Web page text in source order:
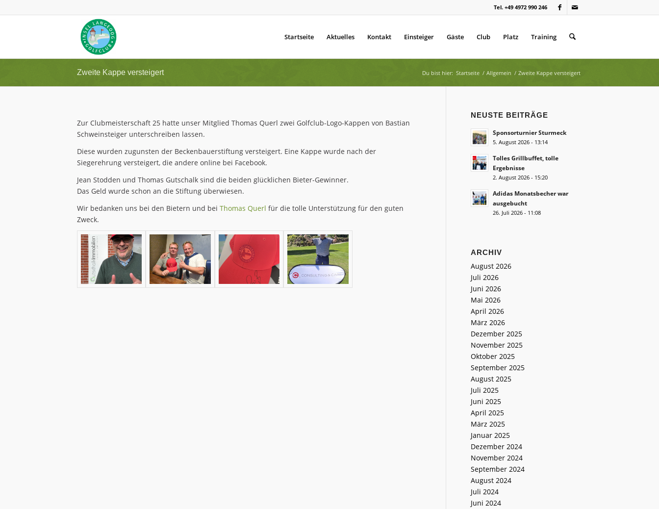
Tel. +49 4972 990 246
Startseite Aktuelles Kontakt Einsteiger Gäste Club Platz Training
Zweite Kappe versteigert Du bist hier: Startseite / Allgemein / Zweite Kappe versteigert
Zur Clubmeisterschaft 25 hatte unser Mitglied Thomas Querl zwei Golfclub-Logo-Kappen von Bastian
Schweinsteiger unterschreiben lassen.
Diese wurden zugunsten der Beckenbauerstiftung versteigert. Eine Kappe wurde nach der
Siegerehrung versteigert, die andere online bei Facebook.
Jean Stodden und Thomas Gutschalk sind die beiden glücklichen Bieter-Gewinner.
Das Geld wurde schon an die Stiftung überwiesen.
Wir bedanken uns bei den Bietern und bei Thomas Querl für die tolle Unterstützung für den guten
Zweck.
NEUSTE BEITRÄGE
Sponsorturnier Sturmeck
5. August 2026 - 13:14
Tolles Grillbuffet, tolle
Ergebnisse
2. August 2026 - 15:20
Adidas Monatsbecher war
ausgebucht
26. Juli 2026 - 11:08
ARCHIV
August 2026
Juli 2026
Juni 2026
Mai 2026
April 2026
März 2026
Dezember 2025
November 2025
Oktober 2025
September 2025
August 2025
Juli 2025
Juni 2025
April 2025
März 2025
Januar 2025
Dezember 2024
November 2024
September 2024
August 2024
Juli 2024
Juni 2024